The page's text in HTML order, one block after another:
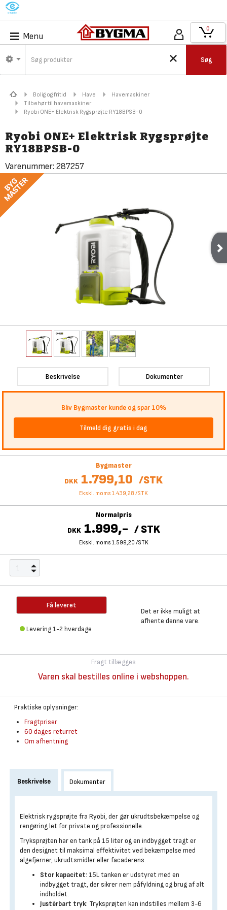
M
Menu
Søg
0
Bolig og fritid Have
Havemaskiner
Tilbehør til havemaskiner
Ryobi ONE+ Elektrisk Rygsprøjte RY18BPSB-0
Ryobi ONE+ Elektrisk Rygsprøjte
RY18BPSB-0
Varenummer: 287257
Beskrivelse Dokumenter
Bliv Bygmaster kunde og spar 10%
Tilmeld dig gratis i dag
Bygmaster
DKK 1.799,10 /STK
Ekskl. moms 1.439,28 /STK
Normalpris
DKK 1.999,- / STK
Ekskl. moms 1.599,20 /STK
Få leveret
Levering 1-2 hverdage
Det er ikke muligt at
afhente denne vare.
Fragt tillægges
Varen skal bestilles online i webshoppen.
Praktiske oplysninger:
Fragtpriser
60 dages returret
Om afhentning
Beskrivelse Dokumenter
Elektrisk rygsprøjte fra Ryobi, der gør ukrudtsbekæmpelse og
rengøring let for private og professionelle.
Tryksprøjten har en tank på 15 liter og en indbygget tragt er
den designet til maksimal effektivitet ved bekæmpelse med
algefjerner, ukrudtsmidler eller facaderens.
Stor kapacitet: 15L tanken er udstyret med en
indbygget tragt, der sikrer nem påfyldning og brug af alt
indholdet.
Justérbart tryk: Tryksprøjten kan indstilles mellem 3-6